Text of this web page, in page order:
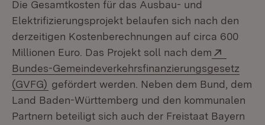
Die Gesamtkosten für das Ausbau- und
Elektrifizierungsprojekt belaufen sich nach den
derzeitigen Kostenberechnungen auf circa 600
Millionen Euro. Das Projekt soll nach dem
Bundes-Gemeindeverkehrsfinanzierungsgesetz
(GVFG) (Öffnet in neuem Fenster)
gefördert werden. Neben dem Bund, dem
Land Baden-Württemberg und den kommunalen
Partnern beteiligt sich auch der Freistaat Bayern